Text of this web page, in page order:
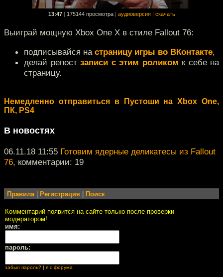
13:47 175144 просмотра аудиоверсия скачать
Выиграй мощную Xbox One X в стиле Fallout 76:
подписывайся на страницу игры во ВКонтакте,
делай репост записи с этим роликом к себе на
страницу.
Немедленно отправиться в Пустоши на Xbox One,
ПК, PS4
В новостях
06.11.18 11:55 Готовим ядерные деликатесы из Fallout
76, комментарии: 19
Правила| Регистрация Поиск
Комментарий появится на сайте только после проверки
модератором!
имя:
пароль:
забыл пароль? | я с форума